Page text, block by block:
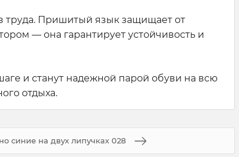
труда. Пришитый язык защищает от
— она гарантирует устойчивость и
и станут надежной парой обуви на всю
отдыха.
синие на двух липучках 028